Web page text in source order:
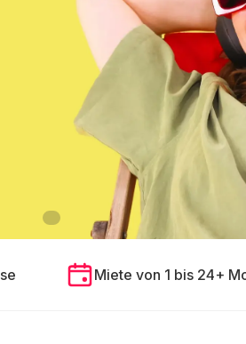
Miete von 1 bis 24+